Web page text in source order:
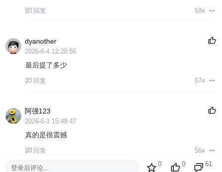
回复 58#
dyanother
2026-6-4 12:20:56
最后提了多少
回复 57#
阿强123
2026-6-3 15:49:47
真的是很震撼
回复 56#
登录后评论...
0 0 61